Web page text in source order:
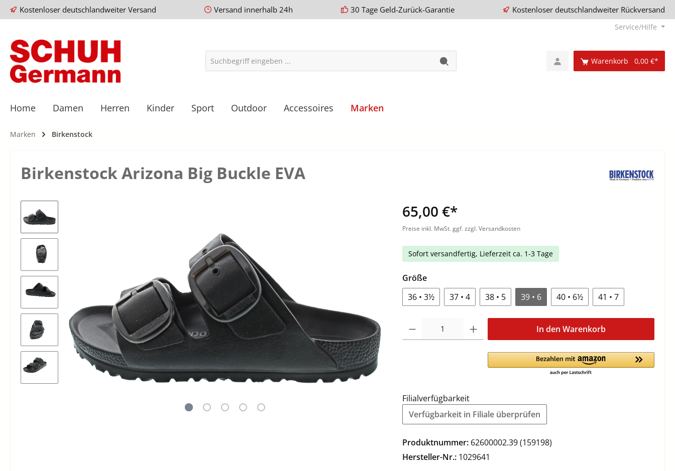
Kostenloser deutschlandweiter Versand Versand innerhalb 24h 30 Tage Geld-Zurück-Garantie Kostenloser deutschlandweiter Rückversand
Service/Hilfe
Warenkorb 0,00 €*
Home Damen Herren Kinder Sport Outdoor Accessoires Marken
Marken Birkenstock
Birkenstock Arizona Big Buckle EVA
65,00 €*
Preise inkl. MwSt. ggf. zzgl. Versandkosten
Sofort versandfertig, Lieferzeit ca. 1-3 Tage
Größe
36 • 3½
37 • 4 38 • 5 39 • 6 40 • 6½ 41 • 7
In den Warenkorb
Filialverfügbarkeit
Verfügbarkeit in Filiale überprüfen
Produktnummer: 62600002.39 (159198)
Hersteller-Nr.: 1029641